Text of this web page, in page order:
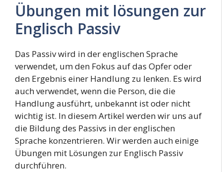
Übungen mit lösungen zur
Englisch Passiv
Das Passiv wird in der englischen Sprache
verwendet, um den Fokus auf das Opfer oder
den Ergebnis einer Handlung zu lenken. Es wird
auch verwendet, wenn die Person, die die
Handlung ausführt, unbekannt ist oder nicht
wichtig ist. In diesem Artikel werden wir uns auf
die Bildung des Passivs in der englischen
Sprache konzentrieren. Wir werden auch einige
Übungen mit Lösungen zur Englisch Passiv
durchführen.